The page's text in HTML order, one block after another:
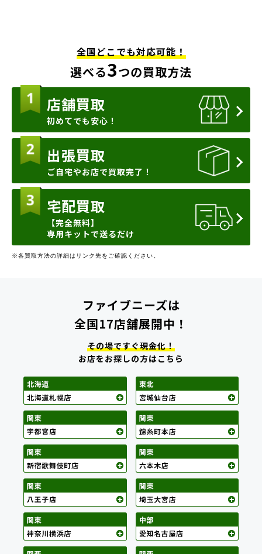
全国どこでも対応可能！
選べる3つの買取方法
店舗買取
初めてでも安心！
出張買取
ご自宅やお店で買取完了！
宅配買取
【完全無料】
専用キットで送るだけ
※各買取方法の詳細はリンク先をご確認ください。
ファイブニーズは
全国17店舗展開中！
その場ですぐ現金化！
お店をお探しの方はこちら